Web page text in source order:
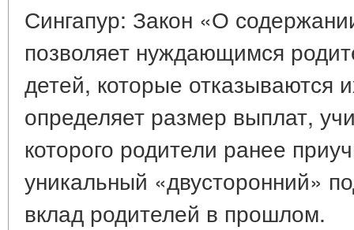
Сингапур: Закон «О
позволяет нуждающимся
детей, которые отказываются
определяет размер выплат,
которого родители ранее
уникальный «двусторонний»
вклад родителей в прошлом.